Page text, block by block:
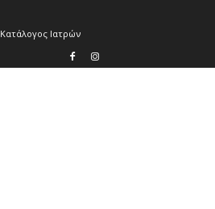
Κατάλογος Ιατρών